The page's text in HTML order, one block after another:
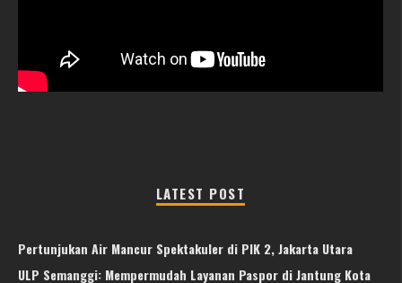
LATEST POST
Pertunjukan Air Mancur Spektakuler di PIK 2, Jakarta Utara
ULP Semanggi: Mempermudah Layanan Paspor di Jantung Kota